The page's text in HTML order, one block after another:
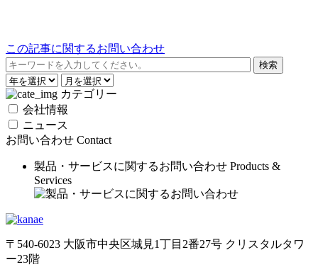
この記事に関するお問い合わせ
カテゴリー
会社情報
ニュース
お問い合わせ Contact
製品・サービスに関するお問い合わせ Products &
Services
〒540-6023 大阪市中央区城見1丁目2番27号 クリスタルタワ
ー23階